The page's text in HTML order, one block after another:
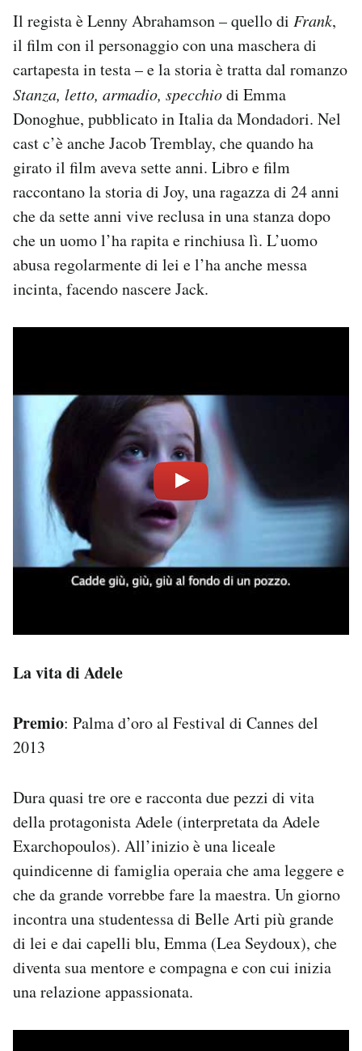
Il regista è Lenny Abrahamson – quello di Frank,
il film con il personaggio con una maschera di
cartapesta in testa – e la storia è tratta dal romanzo
Stanza, letto, armadio, specchiodi Emma
Donoghue, pubblicato in Italia da Mondadori. Nel
cast c’è anche Jacob Tremblay, che quando ha
girato il film aveva sette anni. Libro e film
raccontano la storia di Joy, una ragazza di 24 anni
che da sette anni vive reclusa in una stanza dopo
che un uomo l’ha rapita e rinchiusa lì. L’uomo
abusa regolarmente di lei e l’ha anche messa
incinta, facendo nascere Jack.
La vita di Adele
Premio: Palma d’oro al Festival di Cannes del
2013
Dura quasi tre ore e racconta due pezzi di vita
della protagonista Adele (interpretata da Adele
Exarchopoulos). All’inizio è una liceale
quindicenne di famiglia operaia che ama leggere e
che da grande vorrebbe fare la maestra. Un giorno
incontra una studentessa di Belle Arti più grande
di lei e dai capelli blu, Emma (Lea Seydoux), che
diventa sua mentore e compagna e con cui inizia
una relazione appassionata.